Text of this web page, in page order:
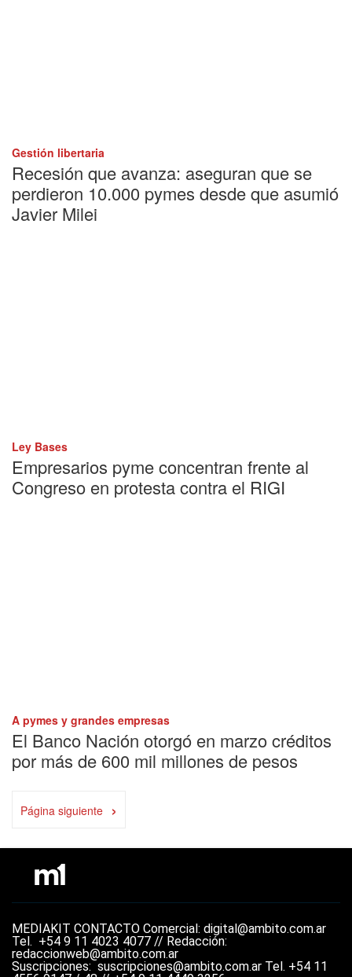
Gestión libertaria
Recesión que avanza: aseguran que se
perdieron 10.000 pymes desde que asumió
Javier Milei
Ley Bases
Empresarios pyme concentran frente al
Congreso en protesta contra el RIGI
A pymes y grandes empresas
El Banco Nación otorgó en marzo créditos
por más de 600 mil millones de pesos
Página siguiente ›
MEDIAKIT CONTACTO Comercial: digital@ambito.com.ar
Tel. +54 9 11 4023 4077 // Redacción:
redaccionweb@ambito.com.ar
Suscripciones: suscripciones@ambito.com.ar Tel. +54 11